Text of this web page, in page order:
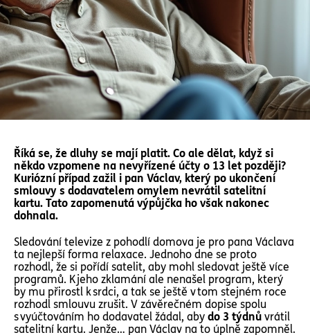
Říká se, že dluhy se mají platit. Co ale dělat, když si
někdo vzpomene na nevyřízené účty o 13 let později?
Kuriózní případ zažil i pan Václav, který po ukončení
smlouvy s dodavatelem omylem nevrátil satelitní
kartu. Tato zapomenutá výpůjčka ho však nakonec
dohnala.
Sledování televize z pohodlí domova je pro pana Václava
ta nejlepší forma relaxace. Jednoho dne se proto
rozhodl, že si pořídí satelit, aby mohl sledovat ještě více
programů. K jeho zklamání ale nenašel program, který
by mu přirostl k srdci, a tak se ještě v tom stejném roce
rozhodl smlouvu zrušit. V závěrečném dopise spolu
s vyúčtováním ho dodavatel žádal, aby do 3 týdnů vrátil
satelitní kartu. Jenže… pan Václav na to úplně zapomněl.